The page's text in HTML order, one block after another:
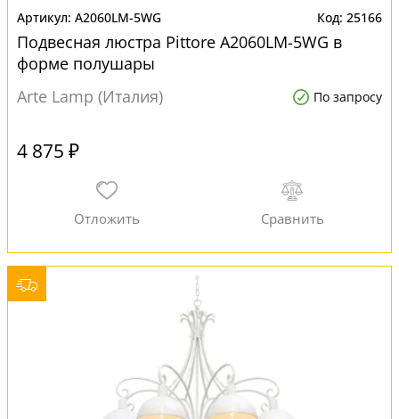
A2060LM-5WG 25166
Подвесная люстра Pittore A2060LM-5WG в
форме полушары
Arte Lamp (Италия)
По запросу
4 875 ₽